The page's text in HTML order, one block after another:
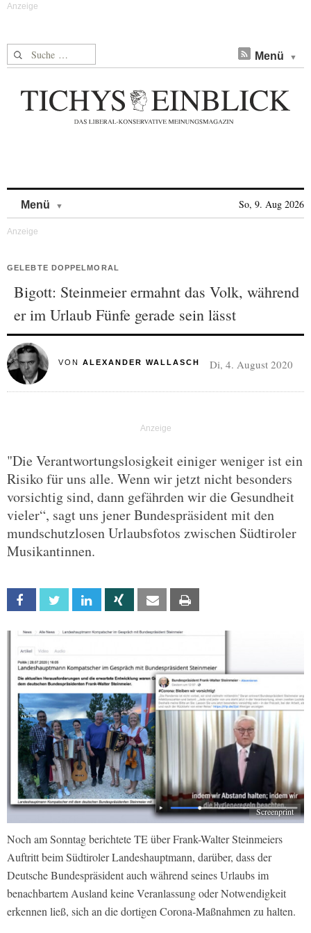
Suche nach: Menü
Menü So, 9. Aug 2026
GELEBTE DOPPELMORAL
Bigott: Steinmeier ermahnt das Volk, während
er im Urlaub Fünfe gerade sein lässt
VON ALEXANDER WALLASCH Di, 4. August 2020
"Die Verantwortungslosigkeit einiger weniger ist ein
Risiko für uns alle. Wenn wir jetzt nicht besonders
vorsichtig sind, dann gefährden wir die Gesundheit
vieler“, sagt uns jener Bundespräsident mit den
mundschutzlosen Urlaubsfotos zwischen Südtiroler
Musikantinnen.
Facebook Twitter Linkedin Xing Email
Screenprint
Noch am Sonntag berichtete TE über Frank-Walter Steinmeiers
Auftritt beim Südtiroler Landeshauptmann, darüber, dass der
Deutsche Bundespräsident auch während seines Urlaubs im
benachbartem Ausland keine Veranlassung oder Notwendigkeit
erkennen ließ, sich an die dortigen Corona-Maßnahmen zu halten.